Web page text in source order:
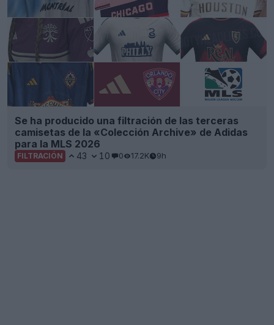
Se ha producido una filtración de las terceras
camisetas de la «Colección Archive» de Adidas
para la MLS 2026
FILTRACIÓN 10 17.2K 9h